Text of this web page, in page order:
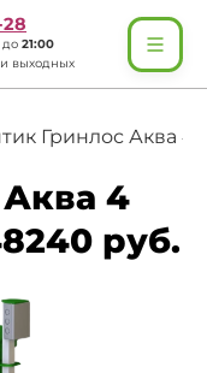
28
до 21:00
выходных
Гринлос Аква 4
4
руб.